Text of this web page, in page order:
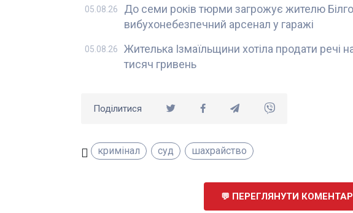
До семи років тюрми загрожує жителю
вибухонебезпечний арсенал у гаражі
05.08.26
Жителька Ізмаїльщини хотіла продати речі
тисяч гривень
05.08.26
Поділитися
кримінал суд шахрайство
ПЕРЕГЛЯНУТИ